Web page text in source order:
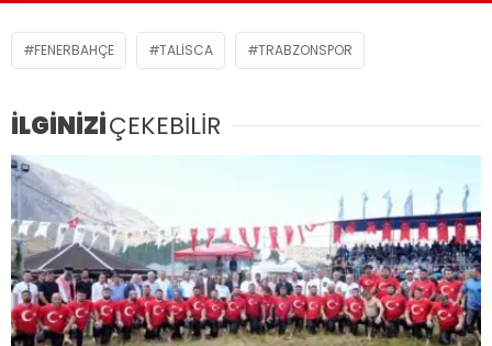
FENERBAHÇE TALISCA TRABZONSPOR
İLGİNİZİÇEKEBİLİR